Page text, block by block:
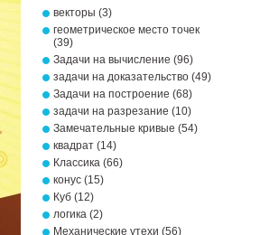
векторы (3)
геометрическое место точек
(39)
Задачи на вычисление (96)
задачи на доказательство (49)
Задачи на построение (68)
задачи на разрезание (10)
Замечательные кривые (54)
квадрат (14)
Классика (66)
конус (15)
Куб (12)
логика (2)
Механические утехи (56)